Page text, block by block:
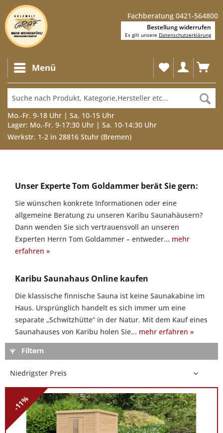
Fachberatung 0421-564800
Menü
Mo.-Fr. 9-18 Uhr | Sa. 10-15 Uhr
Lager: Mo.-Fr. 9-17:30 Uhr | Sa. 10-14:30 Uhr
Werkstr. 1-2 in 28816 Stuhr (Bremen)
Tom
Goldammer
berät
Sie
gern:
konkrete
Informationen
oder
allgemeine
zu
Karibu
Saunahäusern?
Dann
wenden
Sie
Unser Experte Tom Goldammer berät Sie gern:
Sie wünschen konkrete Informationen oder eine
allgemeine Beratung zu unseren Karibu Saunahäusern?
Dann wenden Sie sich vertrauensvoll an unseren
Experten Herrn Tom Goldammer – entweder... mehr
erfahren »
Karibu Saunahaus Online kaufen
Die klassische finnische Sauna ist keine Saunakabine im
Haus. Ursprünglich handelt es sich immer um eine
separate „Schwitzhütte“ in der Natur. Mit dem Kauf eines
Saunahauses von Karibu holen Sie... mehr erfahren »
Filtern
-11%
Bestellung widerrufen
Es gilt unsere Datenschutzerklärung